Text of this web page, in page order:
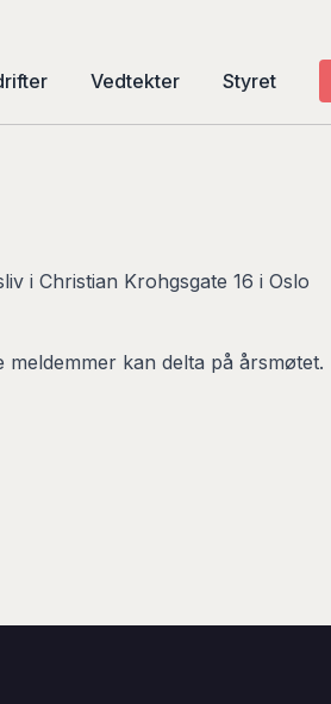
Vedtekter Styret
i Christian Krohgsgate 16 i Oslo
kan delta på årsmøtet.